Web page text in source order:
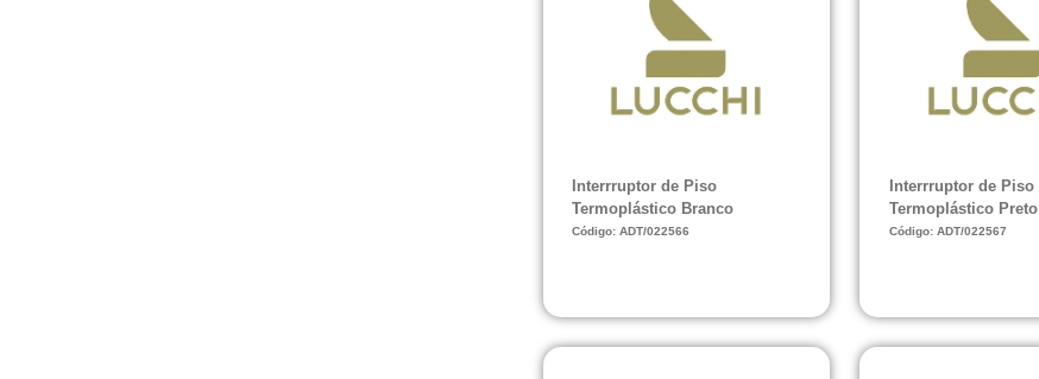
Interrruptor de Piso
Termoplástico Branco
Código: ADT/022566
Interrruptor de Piso
Termoplástico Preto
Código: ADT/022567